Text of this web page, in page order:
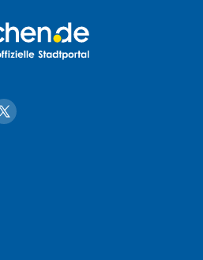
Instagram
auf YouTube
auf X